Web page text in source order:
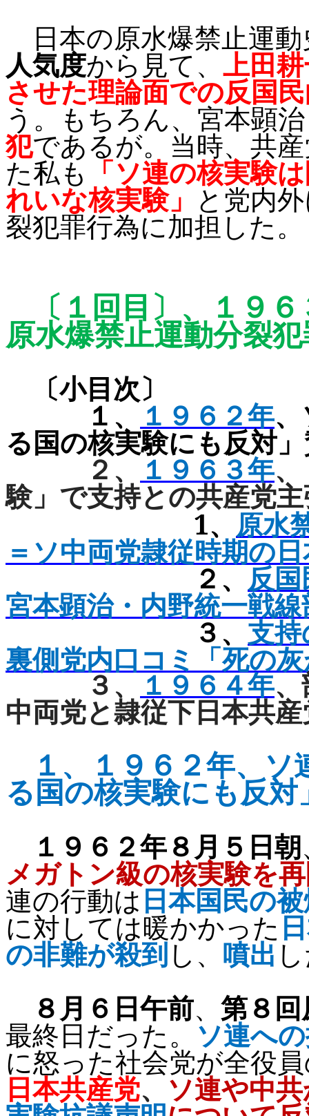
日本の原水爆禁止運動
人気度から見て、 上田
させた理論面での反国
う。もちろん、宮本顕
犯であるが。当時、共
た私も
「ソ連の核実験
れいな核実験」
と党内
裂犯罪行為に加担した。
〔１回目〕、１９
原水爆禁止運動分裂犯
〔小目次〕
１、
１９６２年
る国の核実験にも反対
２、
１９６３年
験」で支持との共産党
1、 原水
＝ソ中両党隷従時期の
２、反
宮本顕治・ 内野統一戦
３、支
裏側党内口コミ「死の
３、 １９６４年
中両党と隷従下日本共
１、
１９６２年、
る国の核実験にも反対
１９６２年８月５日朝
メガトン級の核実験を
連の行動は 日本国民の
に対しては暖かかった
の非難が殺到 し、 噴出
８月６日午前、 第８回
最終日だった。 ソ連へ
に怒った社会党が全役
日本共産党、 ソ連や中